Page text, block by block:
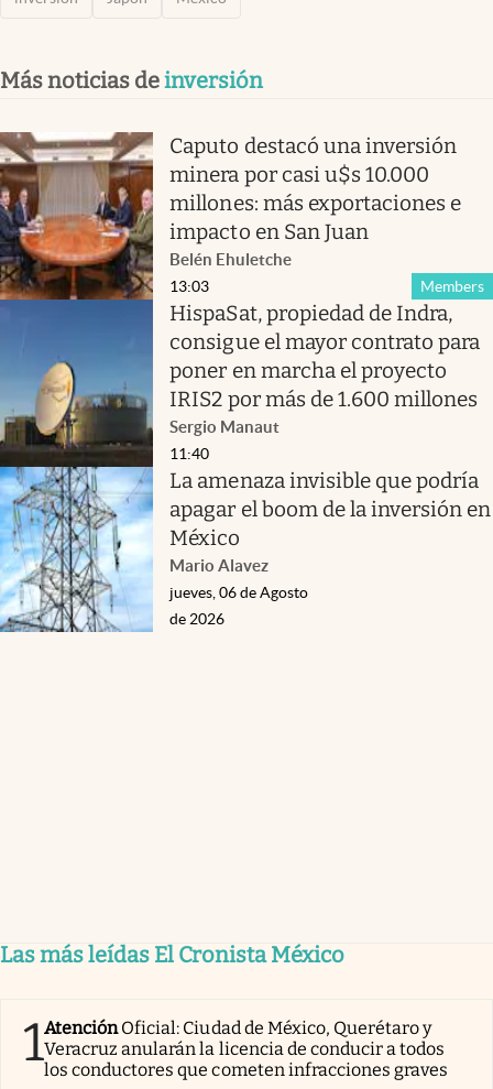
Más noticias deinversión
Caputo destacó una inversión
minera por casi u$s 10.000
millones: más exportaciones e
impacto en San Juan
Belén Ehuletche
Members
13:03
HispaSat, propiedad de Indra,
consigue el mayor contrato para
poner en marcha el proyecto
IRIS2 por más de 1.600 millones
Sergio Manaut
11:40
La amenaza invisible que podría
apagar el boom de la inversión en
México
Mario Alavez
jueves, 06 de Agosto
de 2026
Las más leídas El Cronista México
1AtenciónOficial: Ciudad de México, Querétaro y
Veracruz anularán la licencia de conducir a todos
los conductores que cometen infracciones graves